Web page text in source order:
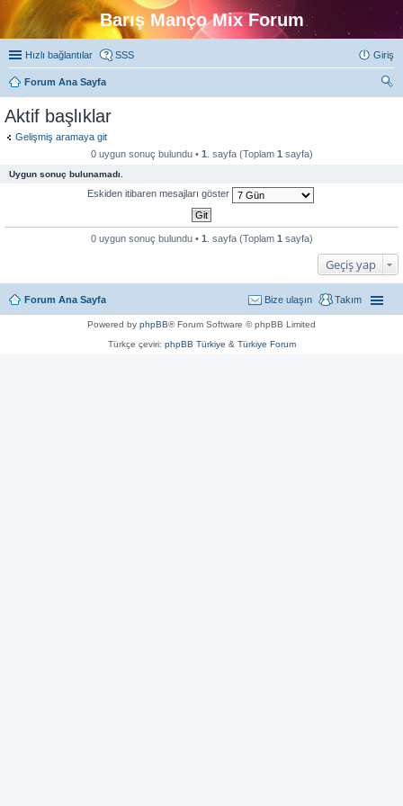
Barış Manço Mix Forum
Hızlı bağlantılar SSS Giriş
Forum Ana Sayfa
Aktif başlıklar
Gelişmiş aramaya git
0 uygun sonuç bulundu • 1 . sayfa (Toplam 1 sayfa)
Uygun sonuç bulunamadı.
Eskiden itibaren mesajları göster
0 uygun sonuç bulundu • 1 . sayfa (Toplam 1 sayfa)
Geçiş yap
Forum Ana Sayfa Takım
Bize ulaşın
Powered by phpBB® Forum Software © phpBB Limited
Türkçe çeviri: phpBB Türkiye & Türkiye Forum